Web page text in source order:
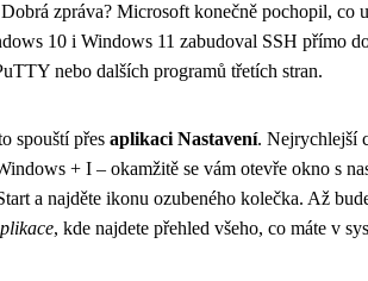
zpráva? Microsoft konečně pochopil, co
10 i Windows 11 zabudoval SSH přímo
nebo dalších programů třetích stran.
spouští přes aplikaci Nastavení. Nejrychlejší
+ I – okamžitě se vám otevře okno s
a najděte ikonu ozubeného kolečka. Až
, kde najdete přehled všeho, co máte v